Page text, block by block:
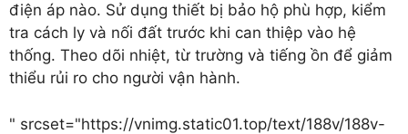
điện áp nào. Sử dụng thiết bị bảo hộ phù hợp, kiểm
tra cách ly và nối đất trước khi can thiệp vào hệ
thống. Theo dõi nhiệt, từ trường và tiếng ồn để giảm
thiểu rủi ro cho người vận hành.
" srcset="https://vnimg.static01.top/text/188v/188v-